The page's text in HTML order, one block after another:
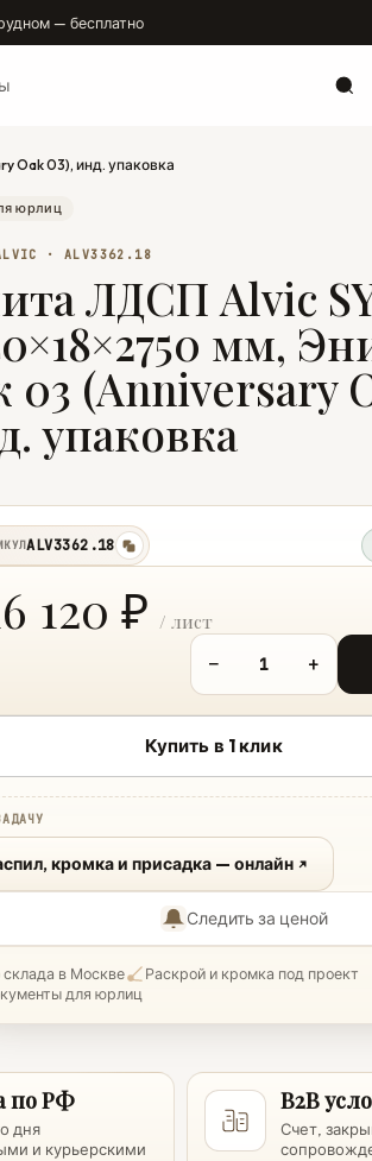
— бесплатно
Oak 03), инд. упаковка
юрлиц
· ALV3362.18
ЛДСП Alvic
мм,
03 (Anniversary
упаковка
ALV3362.18
копировать
120 ₽
− +
Купить в 1 клик
кромка и присадка — онлайн
Следить за ценой
в Москве
Раскрой и кромка под проект
для юрлиц
по РФ
дня
и курьерскими
B2B
Счет,